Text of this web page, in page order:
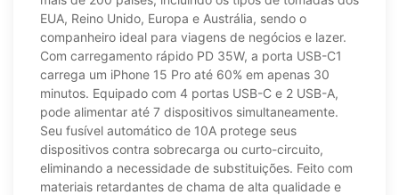
EUA, Reino Unido, Europa e Austrália, sendo o
companheiro ideal para viagens de negócios e lazer.
Com carregamento rápido PD 35W, a porta USB-C1
carrega um iPhone 15 Pro até 60% em apenas 30
minutos. Equipado com 4 portas USB-C e 2 USB-A,
pode alimentar até 7 dispositivos simultaneamente.
Seu fusível automático de 10A protege seus
dispositivos contra sobrecarga ou curto-circuito,
eliminando a necessidade de substituições. Feito com
materiais retardantes de chama de alta qualidade e